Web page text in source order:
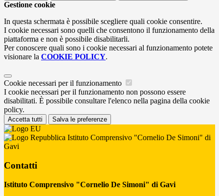
Gestione cookie
In questa schermata è possibile scegliere quali cookie consentire.
I cookie necessari sono quelli che consentono il funzionamento della
piattaforma e non è possibile disabilitarli.
Per conoscere quali sono i cookie necessari al funzionamento potete
visionare la COOKIE POLICY.
Cookie necessari per il funzionamento
I cookie necessari per il funzionamento non possono essere
disabilitati. È possibile consultare l'elenco nella pagina della cookie
policy.
Accetta tutti Salva le preferenze
Istituto Comprensivo "Cornelio De Simoni" di
Gavi
Contatti
Istituto Comprensivo "Cornelio De Simoni" di Gavi